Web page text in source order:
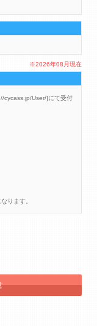
※2026年08月現在
cycass.jp/User/]にて受付
ります。